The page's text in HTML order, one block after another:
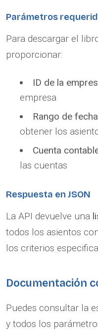
Parámetros
Para descargar el
proporcionar:
ID de la
empresa
Rango de
obtener los
Cuenta
las cuentas
Respuesta en JSON
La API devuelve una
todos los asientos
los criterios
Documentación
Puedes consultar la
y todos los